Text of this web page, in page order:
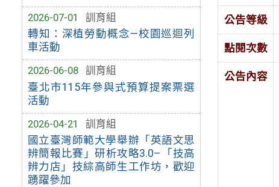
2026-07-01
訓育組
轉知：深植勞動概念—校園巡迴列
車活動
2026-06-08
訓育組
臺北市115年參與式預算提案票選
活動
2026-04-21
訓育組
國立臺灣師範大學舉辦「英語文思
辨簡報比賽」研析攻略3.0–「技高
辨力店」技綜高師生工作坊，歡迎
踴躍參加
公告等級
點閱次數
公告內容